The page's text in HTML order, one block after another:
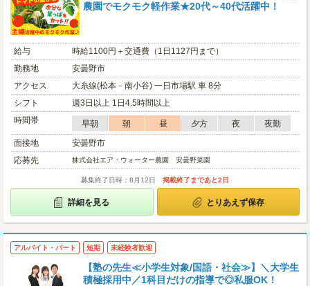
農園でモクモク軽作業★20代～40代活躍中！
給与
時給1100円＋交通費（1日1127円まで）
勤務地
安曇野市
アクセス
大糸線(松本－南小谷) 一日市場駅 車 8分
シフト
週3日以上 1日4.5時間以上
時間帯
早朝 朝 昼 夕方 夜
夜勤
面接地
安曇野市
応募先
株式会社エア・ウォーター農園 安曇野菜園
募集終了日時：8月12日 掲載終了まであと2日
詳細を見る とりあえず保存
アルバイト・パート 短期 未経験者歓迎
【塾の先生≪小学生対象/国語・社会≫】＼大学生
積極採用中／1科目だけの指導で◎私服OK！